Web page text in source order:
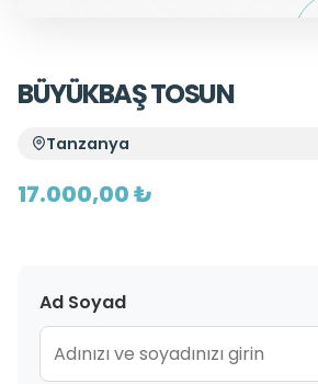
BÜYÜKBAŞ TOSUN
Tanzanya
17.000,00 ₺
Ad Soyad